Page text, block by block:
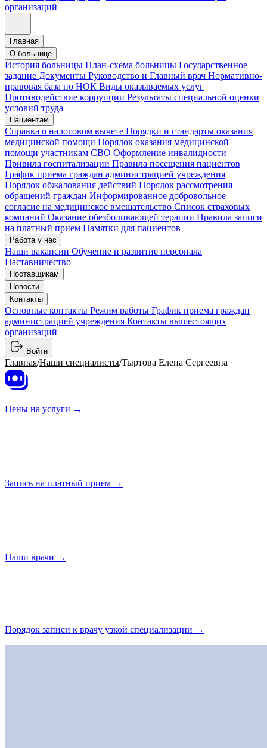
организаций
Главная
О больнице
История больницы План-схема больницы Государственное
задание Документы Руководство и Главный врач Нормативно-
правовая база по НОК Виды оказываемых услуг
Противодействие коррупции Результаты специальной оценки
условий труда
Пациентам
Справка о налоговом вычете Порядки и стандарты оказания
медицинской помощи Порядок оказания медицинской
помощи участникам СВО Оформление инвалидности
Привила госпитализации Правила посещения пациентов
График приема граждан администрацией учреждения
Порядок обжалования действий Порядок рассмотрения
обращений граждан Информированное добровольное
согласие на медицинское вмешательство Список страховых
компаний Оказание обезболивающей терапии Правила записи
на платный прием Памятки для пациентов
Работа у нас
Наши вакансии Обучение и развитие персонала
Наставничество
Поставщикам
Новости
Контакты
Основные контакты Режим работы График приема граждан
администрацией учреждения Контакты вышестоящих
организаций
Войти
Главная/Наши специалисты/Тыртова Елена Сергеевна
Цены на услуги →
Запись на платный прием →
Наши врачи →
Порядок записи к врачу узкой специализации →